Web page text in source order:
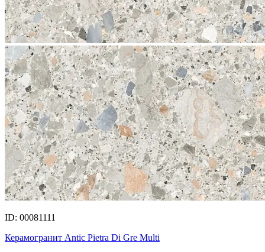
ID: 00081111
Керамогранит Antic Pietra Di Gre Multi